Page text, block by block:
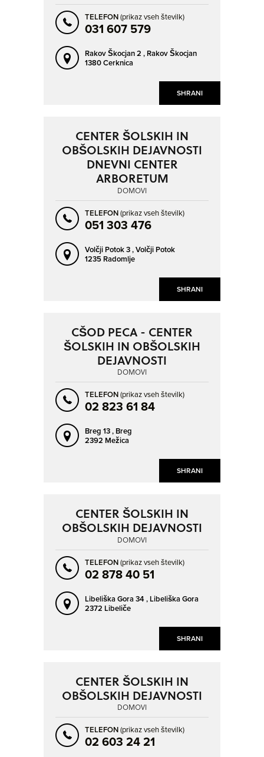
SHRANI
TELEFON(prikaz vseh številk)
031 607 579
Rakov Škocjan 2 , Rakov Škocjan
1380 Cerknica
SHRANI
CENTER ŠOLSKIH IN
OBŠOLSKIH DEJAVNOSTI
DNEVNI CENTER
ARBORETUM
DOMOVI
TELEFON(prikaz vseh številk)
051 303 476
Volčji Potok 3 ,Volčji Potok
1235 Radomlje
SHRANI
CŠOD PECA - CENTER
ŠOLSKIH IN OBŠOLSKIH
DEJAVNOSTI
DOMOVI
TELEFON(prikaz vseh številk)
02 823 61 84
Breg 13 , Breg
2392 Mežica
SHRANI
CENTER ŠOLSKIH IN
OBŠOLSKIH DEJAVNOSTI
DOMOVI
TELEFON(prikaz vseh številk)
02 878 40 51
Libeliška Gora 34 , Libeliška Gora
2372 Libeliče
CENTER ŠOLSKIH IN
OBŠOLSKIH DEJAVNOSTI
DOMOVI
TELEFON(prikaz vseh številk)
02 603 24 21